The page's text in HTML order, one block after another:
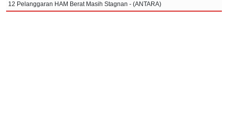
12 Pelanggaran HAM Berat Masih Stagnan - (ANTARA)